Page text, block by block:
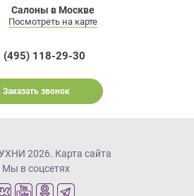
Салоны в Москве
Посмотреть на карте
(495) 118-29-30
Заказать звонок
2026. Карта сайта
Мы в соцсетях